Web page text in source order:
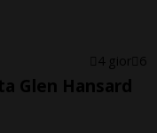
4 gior 6
Glen Hansard